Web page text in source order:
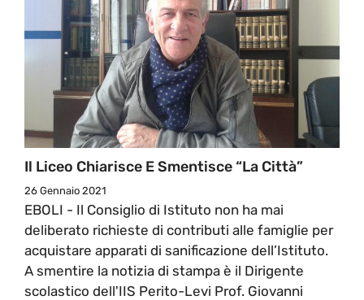
Il Liceo Chiarisce E Smentisce “La Città”
26 Gennaio 2021
EBOLI - Il Consiglio di Istituto non ha mai
deliberato richieste di contributi alle famiglie per
acquistare apparati di sanificazione dell’Istituto.
A smentire la notizia di stampa è il Dirigente
scolastico dell'IIS Perito-Levi Prof. Giovanni